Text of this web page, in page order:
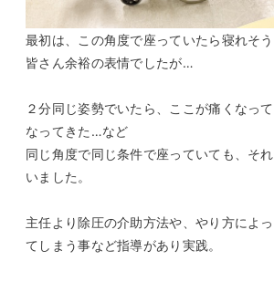
最初は、この角度で座っていたら寝れそ
皆さん余裕の表情でしたが…
２分同じ姿勢でいたら、ここが痛くなっ
なってきた…など
同じ角度で同じ条件で座っていても、そ
いました。
主任より除圧の介助方法や、やり方によ
てしまう事など指導があり実践。